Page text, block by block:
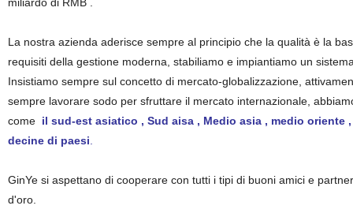
La nostra azienda aderisce sempre al principio che la qualità è la
requisiti della gestione moderna, stabiliamo e impiantiamo un
Insistiamo sempre sul concetto di mercato-globalizzazione,
sempre lavorare sodo per sfruttare il mercato internazionale,
come il sud-est asiatico , Sud aisa , Medio asia , medio
decine di paesi
GinYe si aspettano di cooperare con tutti i tipi di buoni amici e
d'oro.